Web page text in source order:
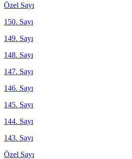
Özel Sayı
150. Sayı
149. Sayı
148. Sayı
147. Sayı
146. Sayı
145. Sayı
144. Sayı
143. Sayı
Özel Sayı